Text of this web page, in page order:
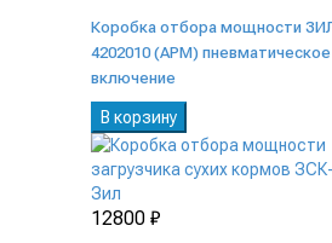
Коробка отбора мощности
4202010 (АРМ) пневматическое
включение
В корзину
12800 ₽